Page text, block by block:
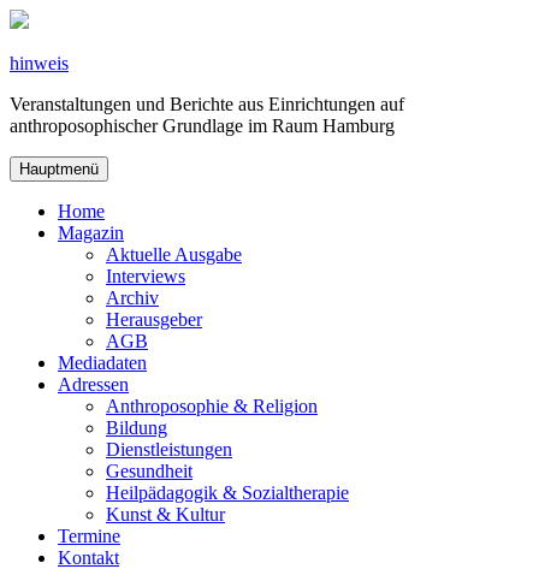
Zum
springen
hinweis
Veranstaltungen und Berichte aus Einrichtungen auf
anthroposophischer Grundlage im Raum Hamburg
Hauptmenü
Home
Magazin
Aktuelle Ausgabe
Interviews
Archiv
Herausgeber
AGB
Mediadaten
Adressen
Anthroposophie & Religion
Bildung
Dienstleistungen
Gesundheit
Heilpädagogik & Sozialtherapie
Kunst & Kultur
Termine
Kontakt